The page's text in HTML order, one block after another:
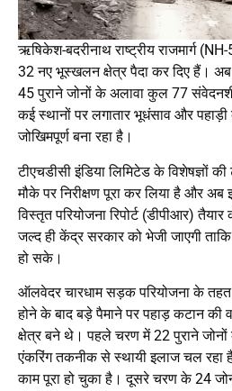
ऋषिकेश-बदरीनाथ राष्ट्रीय राजमार्ग
32 नए भूस्खलन क्षेत्र पैदा कर दिए हैं। अब
45 पुराने जोनों के अलावा कुल 77
कई स्थानों पर लगातार भूधंसाव और
जोखिमपूर्ण बना रहा है।
टीएचडीसी इंडिया लिमिटेड के विशेषज्ञों
मौके पर निरीक्षण पूरा कर लिया है और
विस्तृत परियोजना रिपोर्ट (डीपीआर)
जल्द ही केंद्र सरकार को भेजी जाएगी
हो सके।
ऑलवेदर चारधाम सड़क परियोजना के
होने के बाद बड़े पैमाने पर पहाड़ कटान
क्षेत्र बने थे। पहले चरण में 22 पुराने
एंकरिंग तकनीक से स्थायी इलाज चल रहा
काम पूरा हो चुका है। दूसरे चरण के 24